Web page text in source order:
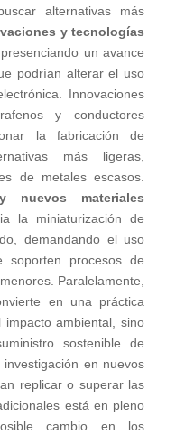
alternativas más
y tecnologías
un avance
podrían alterar el uso
Innovaciones
y conductores
la fabricación de
más ligeras,
de metales escasos.
nuevos materiales
la miniaturización de
demandando el uso
soporten procesos de
Paralelamente,
en una práctica
ambiental, sino
sostenible de
en nuevos
replicar o superar las
está en pleno
cambio en los